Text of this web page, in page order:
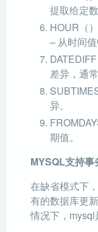
提取给定数
HOUR（
– 从时间值
差异，通
异。
期值。
MYSQL支持事
在缺省模式下
有的数据库更
情况下，mysql